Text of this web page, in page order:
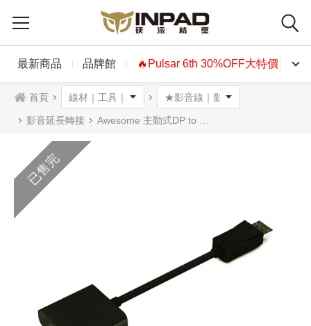
最新商品 品牌館 🔥Pulsar 6th 30%OFF大特價🔥
首頁
影音延長轉接 Awesome 主動式DP to HDMI 轉接器 支援 ATi Eyefinity
已售完